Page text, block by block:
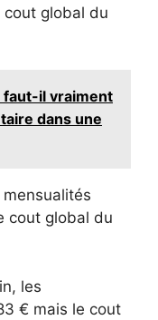
cout global du
faut-il vraiment
dans une
cout global du
les
€ mais le cout